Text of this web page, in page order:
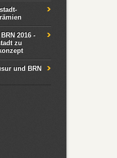
2016 -
zu
und BRN